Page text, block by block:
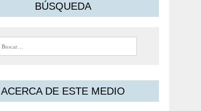
BÚSQUEDA
Buscar:
ACERCA DE ESTE MEDIO